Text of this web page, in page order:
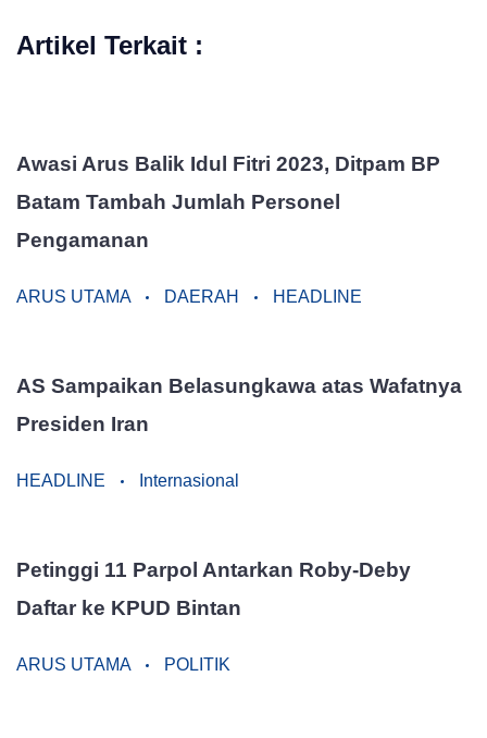
Artikel Terkait :
Awasi Arus Balik Idul Fitri 2023, Ditpam BP
Batam Tambah Jumlah Personel
Pengamanan
ARUS UTAMA DAERAH HEADLINE
AS Sampaikan Belasungkawa atas Wafatnya
Presiden Iran
HEADLINE Internasional
Petinggi 11 Parpol Antarkan Roby-Deby
Daftar ke KPUD Bintan
ARUS UTAMA POLITIK